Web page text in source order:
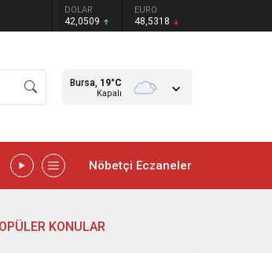
DOLAR
42,0509
EURO
48,5318
Bursa, 19°C
Kapalı
Nöbetçi Eczaneler
KONULAR